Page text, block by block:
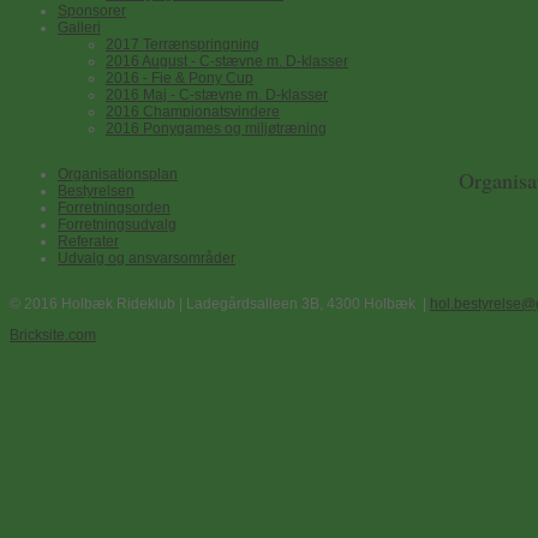
Sponsorer
Galleri
2017 Terrænspringning
2016 August - C-stævne m. D-klasser
2016 - Fie & Pony Cup
2016 Maj - C-stævne m. D-klasser
2016 Championatsvindere
2016 Ponygames og miljøtræning
Organisationsplan
Bestyrelsen
Forretningsorden
Forretningsudvalg
Referater
Udvalg og ansvarsområder
© 2016 Holbæk Rideklub | Ladegårdsalleen 3B, 4300 Holbæk |
Bricksite.com